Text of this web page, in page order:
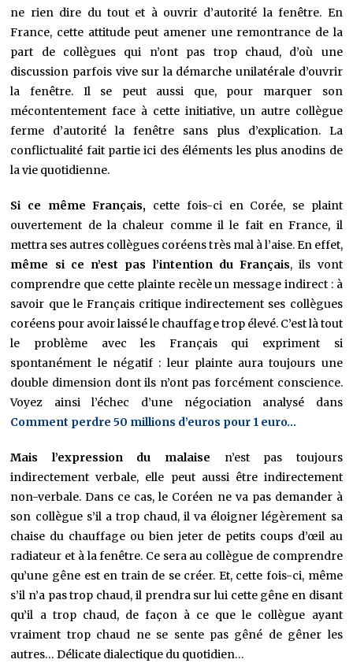
ne rien dire du tout et à ouvrir d’autorité la fenêtre. En
France, cette attitude peut amener une remontrance de la
part de collègues qui n’ont pas trop chaud, d’où une
discussion parfois vive sur la démarche unilatérale d’ouvrir
la fenêtre. Il se peut aussi que, pour marquer son
mécontentement face à cette initiative, un autre collègue
ferme d’autorité la fenêtre sans plus d’explication. La
conflictualité fait partie ici des éléments les plus anodins de
la vie quotidienne.
Si ce même Français, cette fois-ci en Corée, se plaint
ouvertement de la chaleur comme il le fait en France, il
mettra ses autres collègues coréens très mal à l’aise. En effet,
même si ce n’est pas l’intention du Français, ils vont
comprendre que cette plainte recèle un message indirect : à
savoir que le Français critique indirectement ses collègues
coréens pour avoir laissé le chauffage trop élevé. C’est là tout
le problème avec les Français qui expriment si
spontanément le négatif : leur plainte aura toujours une
double dimension dont ils n’ont pas forcément conscience.
Voyez ainsi l’échec d’une négociation analysé dans
Comment perdre 50 millions d’euros pour 1 euro…
Mais l’expression du malaise n’est pas toujours
indirectement verbale, elle peut aussi être indirectement
non-verbale. Dans ce cas, le Coréen ne va pas demander à
son collègue s’il a trop chaud, il va éloigner légèrement sa
chaise du chauffage ou bien jeter de petits coups d’œil au
radiateur et à la fenêtre. Ce sera au collègue de comprendre
qu’une gêne est en train de se créer. Et, cette fois-ci, même
s’il n’a pas trop chaud, il prendra sur lui cette gêne en disant
qu’il a trop chaud, de façon à ce que le collègue ayant
vraiment trop chaud ne se sente pas gêné de gêner les
autres… Délicate dialectique du quotidien…